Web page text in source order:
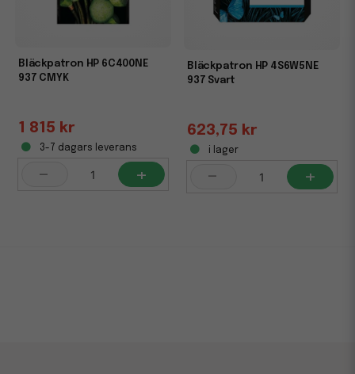
Bläckpatron HP 6C400NE
937 CMYK
1 815 kr
3-7 dagars leverans
- +
Bläckpatron HP 4S6W5NE
937 Svart
623,75 kr
i lager
- +